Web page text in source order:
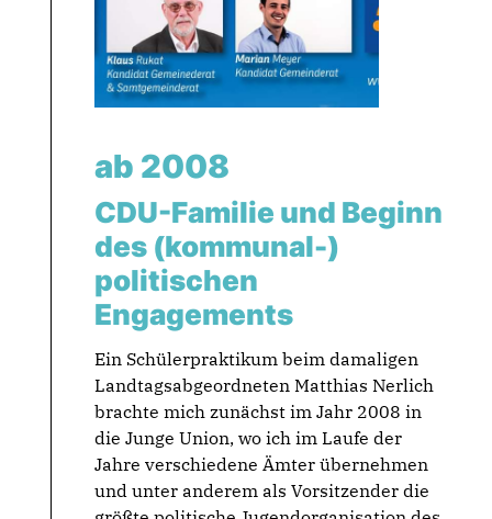
ab 2008
CDU-Familie und Beginn
des (kommunal-)
politischen
Engagements
Ein Schülerpraktikum beim damaligen
Landtagsabgeordneten Matthias Nerlich
brachte mich zunächst im Jahr 2008 in
die Junge Union, wo ich im Laufe der
Jahre verschiedene Ämter übernehmen
und unter anderem als Vorsitzender die